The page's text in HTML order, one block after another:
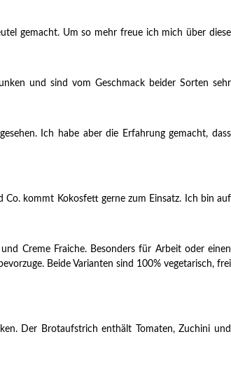
gemacht. Um so mehr freue ich mich über diese
und sind vom Geschmack beider Sorten sehr
Ich habe aber die Erfahrung gemacht, dass
Co. kommt Kokosfett gerne zum Einsatz. Ich bin auf
Creme Fraiche. Besonders für Arbeit oder einen
Beide Varianten sind 100% vegetarisch, frei
Der Brotaufstrich enthält Tomaten, Zuchini und